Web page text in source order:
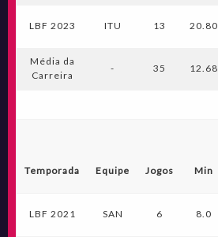
LBF 2023 ITU 13 20.80
Média da
Carreira
- 35 12.68
Temporada Equipe Jogos Min
LBF 2021 SAN 6 8.0